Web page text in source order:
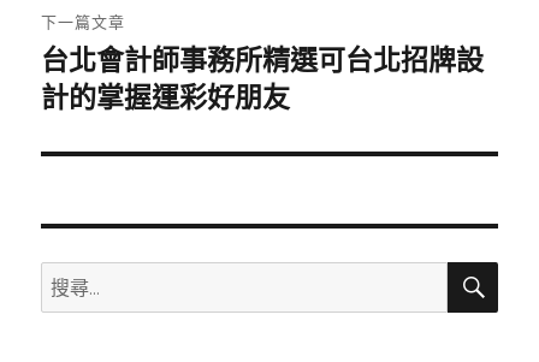
章:
下一篇文章
下
一
文
台北會計師事務所精選可台北招牌設
計的掌握運彩好朋友
搜
尋
搜